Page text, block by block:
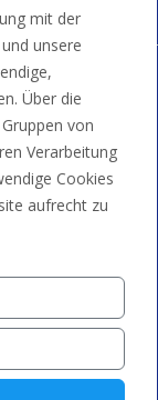
mit der
unsere
Über die
von
Verarbeitung
Cookies
aufrecht zu